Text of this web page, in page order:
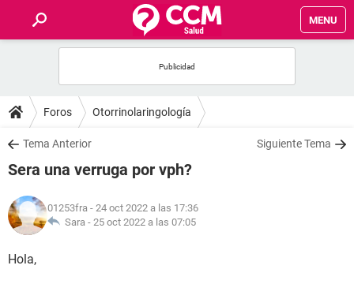
MENU
FOROS
SALUD
NUTRICIÓN
BIENESTAR
Foros Otorrinolaringología
Tema Anterior Siguiente Tema
Sera una verruga por vph?
01253fra - 24 oct 2022 a las 17:36
Sara - 25 oct 2022 a las 07:05
Hola,